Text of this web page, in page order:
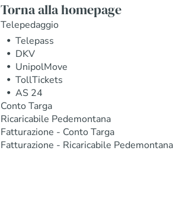
Torna alla homepage
Telepedaggio
Telepass
DKV
UnipolMove
TollTickets
AS 24
Conto Targa
Ricaricabile Pedemontana
Fatturazione - Conto Targa
Fatturazione - Ricaricabile Pedemontana